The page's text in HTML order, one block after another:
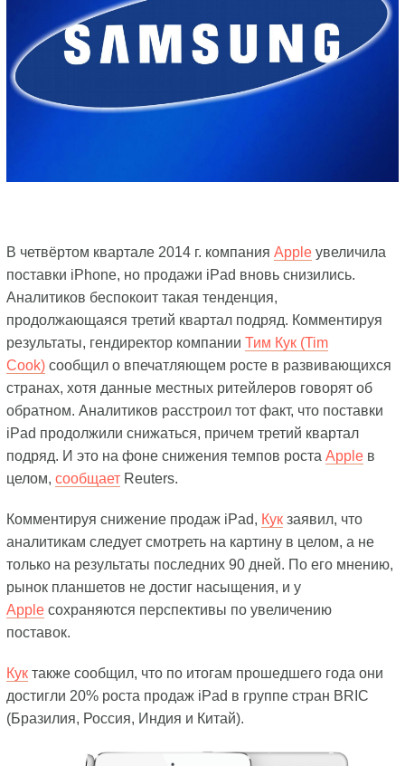
В четвёртом квартале 2014 г. компания Appleувеличила
поставки iPhone, но продажи iPad вновь снизились.
Аналитиков беспокоит такая тенденция,
продолжающаяся третий квартал подряд. Комментируя
результаты, гендиректор компании Тим Кук (Tim
Cook)сообщил о впечатляющем росте в развивающихся
странах, хотя данные местных ритейлеров говорят об
обратном. Аналитиков расстроил тот факт, что поставки
iPad продолжили снижаться, причем третий квартал
подряд. И это на фоне снижения темпов роста Appleв
целом, сообщаетReuters.
Комментируя снижение продаж iPad, Кукзаявил, что
аналитикам следует смотреть на картину в целом, а не
только на результаты последних 90 дней. По его мнению,
рынок планшетов не достиг насыщения, и у
Appleсохраняются перспективы по увеличению
поставок.
Куктакже сообщил, что по итогам прошедшего года они
достигли 20% роста продаж iPad в группе стран BRIC
(Бразилия, Россия, Индия и Китай).